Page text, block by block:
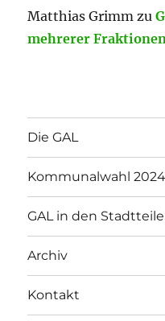
Matthias Grimm zu
mehrerer Fraktionen
Die GAL
Kommunalwahl 2024
GAL in den
Archiv
Kontakt